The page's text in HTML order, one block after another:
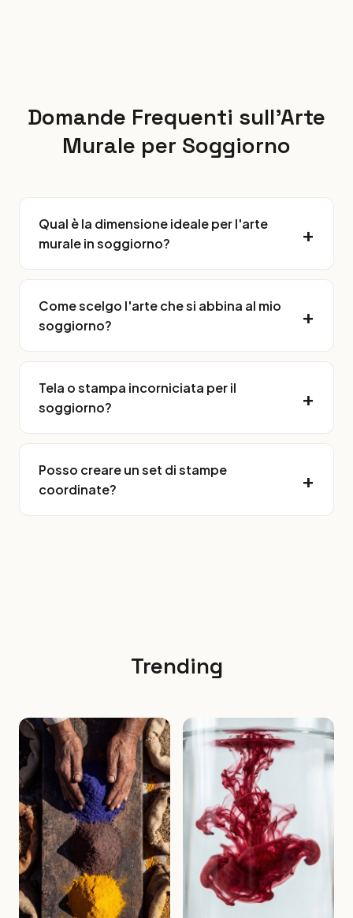
Domande Frequenti sull'Arte
Murale per Soggiorno
Qual è la dimensione ideale per l'arte
murale in soggiorno?
Come scelgo l'arte che si abbina al mio
soggiorno?
Tela o stampa incorniciata per il
soggiorno?
Posso creare un set di stampe
coordinate?
Trending